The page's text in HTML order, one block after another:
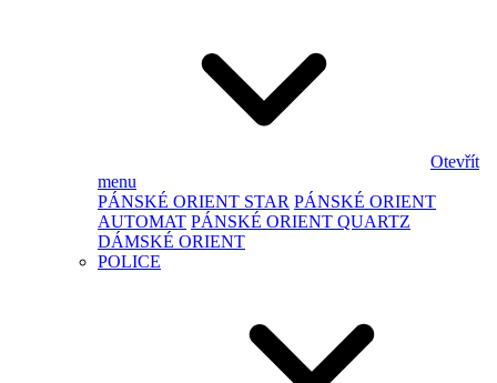
Otevřít
menu
PÁNSKÉ ORIENT STAR PÁNSKÉ ORIENT
AUTOMAT PÁNSKÉ ORIENT QUARTZ
DÁMSKÉ ORIENT
POLICE